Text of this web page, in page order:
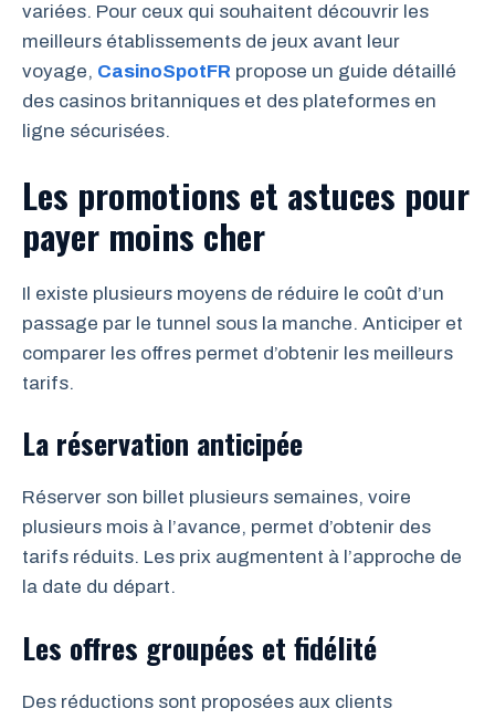
variées. Pour ceux qui souhaitent découvrir les
meilleurs établissements de jeux avant leur
voyage, CasinoSpotFR propose un guide détaillé
des casinos britanniques et des plateformes en
ligne sécurisées.
Les promotions et astuces pour
payer moins cher
Il existe plusieurs moyens de réduire le coût d’un
passage par le tunnel sous la manche. Anticiper et
comparer les offres permet d’obtenir les meilleurs
tarifs.
La réservation anticipée
Réserver son billet plusieurs semaines, voire
plusieurs mois à l’avance, permet d’obtenir des
tarifs réduits. Les prix augmentent à l’approche de
la date du départ.
Les offres groupées et fidélité
Des réductions sont proposées aux clients